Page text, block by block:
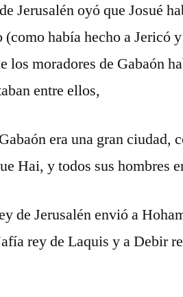
Jerusalén oyó que Josué
había hecho a Jericó
los moradores de Gabaón
entre ellos,
era una gran ciudad,
Hai, y todos sus hombres
de Jerusalén envió a
rey de Laquis y a Debir